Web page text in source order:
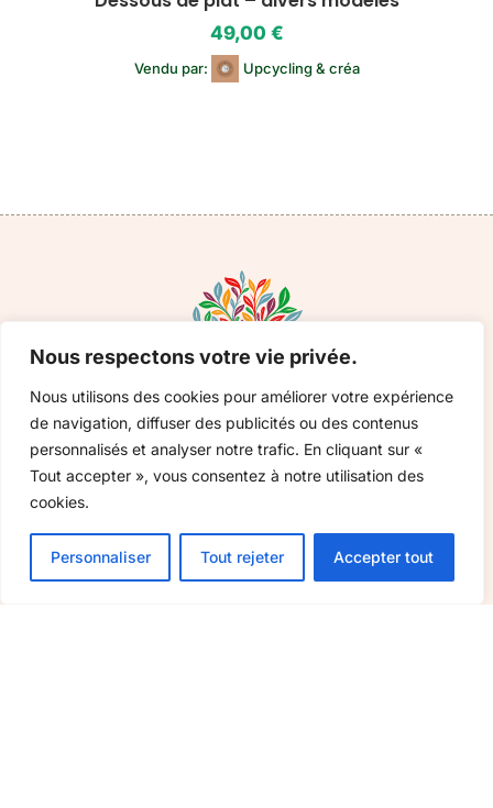
Nous respectons votre vie privée.
Nous utilisons des cookies pour améliorer votre expérience
de navigation, diffuser des publicités ou des contenus
personnalisés et analyser notre trafic. En cliquant sur «
Tout accepter », vous consentez à notre utilisation des
cookies.
Personnaliser Tout rejeter Accepter tout
49,00 €
Vendu par: Upcycling & créa
Bons cadeaux
Nos artisans
59,00€ Ajouter au panier